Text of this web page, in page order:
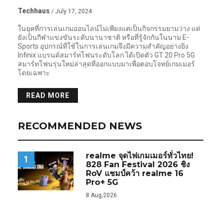
Techhaus / July 17, 2024
ในยุคที่การเล่นเกมออนไลน์ไม่เพียงแต่เป็นกิจกรรมยามว่าง แต่
ยังเป็นกีฬาแข่งขันระดับนานาชาติ หรือที่รู้จักกันในนาม E-
Sports อุปกรณ์ที่ใช้ในการเล่นเกมจึงมีความสำคัญอย่างยิ่ง
Infinix แบรนด์สมาร์ทโฟนระดับโลก ได้เปิดตัว GT 20 Pro 5G
สมาร์ทโฟนรุ่นใหม่ล่าสุดที่ออกแบบมาเพื่อตอบโจทย์เกมเมอร์
โดยเฉพาะ
READ MORE
RECOMMENDED NEWS
1
realme จุดไฟเกมเมอร์ทั่วไทย!
828 Fan Festival 2026 ชิง
RoV แชมป์คว้า realme 16
Pro+ 5G
8 Aug,2026